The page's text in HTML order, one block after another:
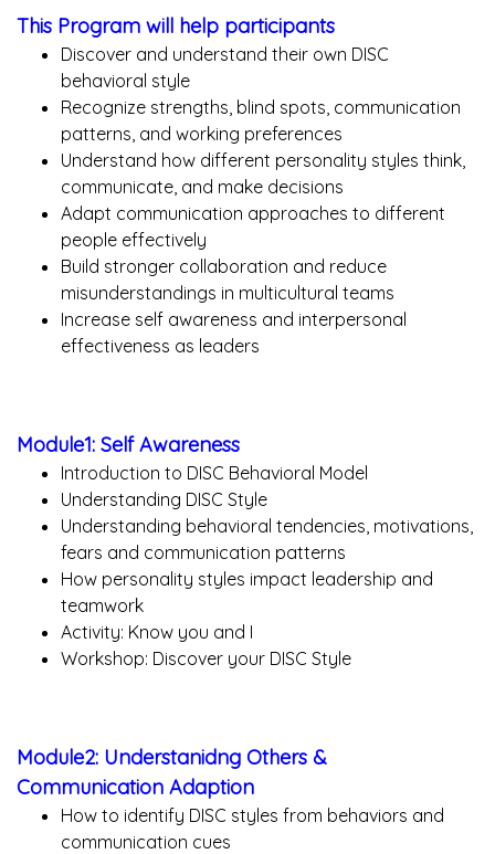
This Program will help participants
Discover and understand their own DISC
behavioral style
Recognize strengths, blind spots, communication
patterns, and working preferences
Understand how different personality styles think,
communicate, and make decisions
Adapt communication approaches to different
people effectively
Build stronger collaboration and reduce
misunderstandings in multicultural teams
Increase self awareness and interpersonal
effectiveness as leaders
Module1: Self Awareness
Introduction to DISC Behavioral Model
Understanding DISC Style
Understanding behavioral tendencies, motivations,
fears and communication patterns
How personality styles impact leadership and
teamwork
Activity: Know you and I
Workshop: Discover your DISC Style
Module2: Understanidng Others &
Communication Adaption
How to identify DISC styles from behaviors and
communication cues